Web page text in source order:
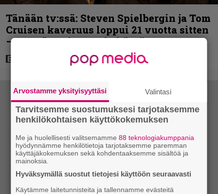
Tänään tv:ssä: Steven Spielbergin ja Tom
Cruisen kaveruus loppui 21 vuotta sitten
– Syynä Cruisen nolo käytös
Arvostamme yksityisyyttäsi Valintasi
Tarvitsemme suostumuksesi tarjotaksemme
henkilökohtaisen käyttökokemuksen
Me ja huolellisesti valitsemamme88 teknologiakumppania
hyödynnämme henkilötietoja tarjotaksemme paremman
käyttäjäkokemuksen sekä kohdentaaksemme sisältöä ja
mainoksia.
Hyväksymällä suostut tietojesi käyttöön seuraavasti
Käytämme laitetunnisteita ja tallennamme evästeitä